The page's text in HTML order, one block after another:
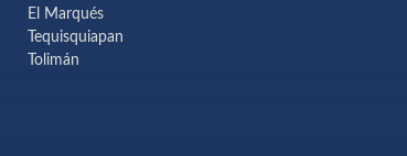
El Marqués
Tequisquiapan
Tolimán